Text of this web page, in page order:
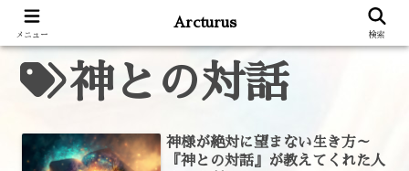
神との対話
神様が絶対に望まない生き方～
『神との対話』が教えてくれた人
メニュー
Arcturus
検索